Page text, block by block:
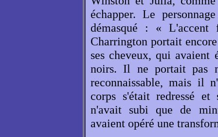
échapper. Le
démasqué : « L'accent
Charrington portait
ses cheveux, qui avaient
noirs. Il ne portait pas
reconnaissable, mais il
corps s'était redressé
n'avait subi que de
avaient opéré une